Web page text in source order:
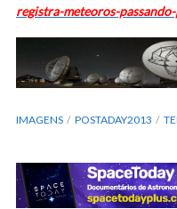
registra-meteoros-
IMAGENS POSTADAY2013